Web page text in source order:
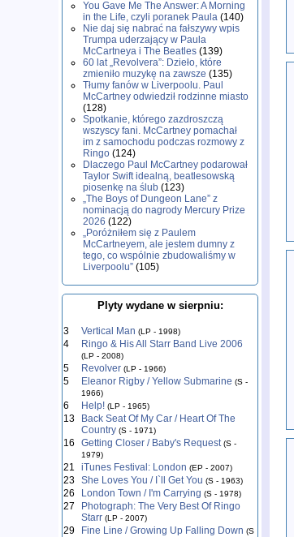
You Gave Me The Answer: A Morning
in the Life, czyli poranek Paula (140)
Nie daj się nabrać na fałszywy wpis
Trumpa uderzający w Paula
McCartneya i The Beatles (139)
60 lat „Revolvera”: Dzieło, które
zmieniło muzykę na zawsze (135)
Tłumy fanów w Liverpoolu. Paul
McCartney odwiedził rodzinne miasto
(128)
Spotkanie, którego zazdroszczą
wszyscy fani. McCartney pomachał
im z samochodu podczas rozmowy z
Ringo (124)
Dlaczego Paul McCartney podarował
Taylor Swift idealną, beatlesowską
piosenkę na ślub (123)
„The Boys of Dungeon Lane” z
nominacją do nagrody Mercury Prize
2026 (122)
„Poróżniłem się z Paulem
McCartneyem, ale jestem dumny z
tego, co wspólnie zbudowaliśmy w
Liverpoolu” (105)
Plyty wydane w sierpniu:
3 Vertical Man (LP - 1998)
4 Ringo & His All Starr Band Live 2006
(LP - 2008)
5 Revolver (LP - 1966)
5 Eleanor Rigby / Yellow Submarine (S -
1966)
6 Help! (LP - 1965)
13
Back Seat Of My Car / Heart Of The
Country (S - 1971)
16 Getting Closer / Baby's Request (S -
1979)
21 iTunes Festival: London (EP - 2007)
23 She Loves You / I`ll Get You (S - 1963)
26 London Town / I'm Carrying (S - 1978)
27
Photograph: The Very Best Of Ringo
Starr (LP - 2007)
29 Fine Line / Growing Up Falling Down (S